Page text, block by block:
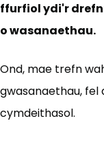
ffurfiol ydi'r
o wasanaethau.
Ond, mae trefn
gwasanaethau, fel
cymdeithasol.